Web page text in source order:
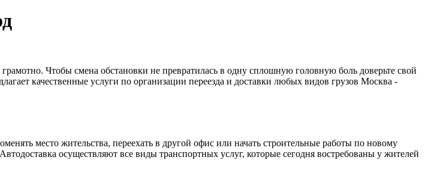
Чтобы смена обстановки не превратилась в одну сплошную головную боль доверьте свой
качественные услуги по организации переезда и доставки любых видов грузов Москва -
место жительства, переехать в другой офис или начать строительные работы по новому
осуществляют все виды транспортных услуг, которые сегодня востребованы у жителей